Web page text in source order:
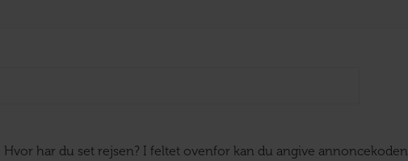
Hvor har du set rejsen? I feltet ovenfor kan du angive annoncekoden